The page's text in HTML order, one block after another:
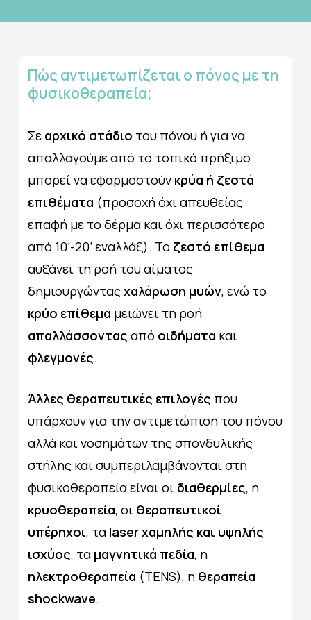
Πώς αντιμετωπίζεταιο πόνος μετη
φυσικοθεραπεία;
Σε αρχικό στάδιο του πόνου ή για να
απαλλαγούμε από το τοπικό πρήξιμο
μπορεί να εφαρμοστούν κρύα ή ζεστά
επιθέματα (προσοχή όχι απευθείας
επαφή με το δέρμα και όχι περισσότερο
από 10’-20’ εναλλάξ). Το ζεστό επίθεμα
αυξάνει τη ροή του αίματος
δημιουργώνταςχαλάρωση μυών, ενώ το
κρύο επίθεμα μειώνει τη ροή
απαλλάσσοντας από οιδήματα και
φλεγμονές.
Άλλες θεραπευτικές επιλογές που
υπάρχουν για την αντιμετώπιση του πόνου
αλλά και νοσημάτων της σπονδυλικής
στήλης και συμπεριλαμβάνονται στη
φυσικοθεραπεία είναι οι διαθερμίες, η
κρυοθεραπεία, οι θεραπευτικοί
υπέρηχοι, τα laser χαμηλής και υψηλής
ισχύος, τα μαγνητικά πεδία, η
ηλεκτροθεραπεία (TENS), η θεραπεία
shockwave.